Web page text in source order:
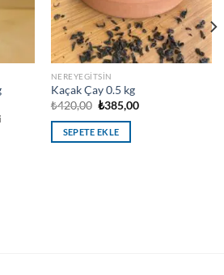
NEREYEGITSIN
Kaçak Çay 0.5 kg
₺420,00 Orijinal
₺420,00.
₺385,00Şu
SEPETE EKLE